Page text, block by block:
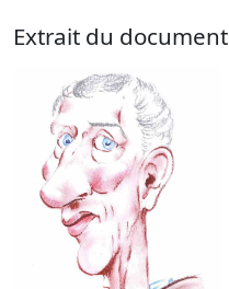
Extrait du document